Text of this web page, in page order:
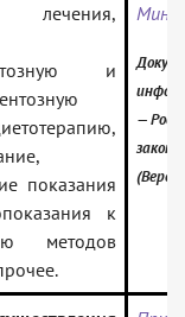
лечения,
и
показания
к
методов
—